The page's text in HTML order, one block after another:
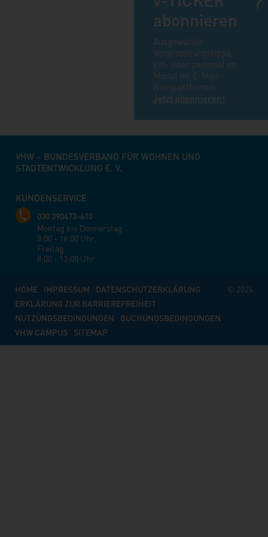
diesem
abonnieren
Ausgewählte
Veranstaltungstipps,
ein- oder zweimal im
Monat im E-Mail-
Kompaktformat.
Jetzt abonnieren!
VHW – BUNDESVERBAND FÜR WOHNEN UND
STADTENTWICKLUNG E. V.
KUNDENSERVICE
030 390473-610
Montag bis Donnerstag
8:00 - 16:00 Uhr,
Freitag
8:00 - 13:00 Uhr
© 2026
HOME IMPRESSUM
DATENSCHUTZERKLÄRUNG
ERKLÄRUNG ZUR BARRIEREFREIHEIT
NUTZUNGSBEDINGUNGEN
BUCHUNGSBEDINGUNGEN
VHW CAMPUS
SITEMAP